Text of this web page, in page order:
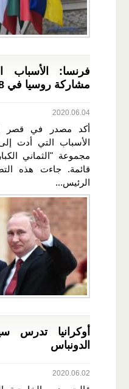
فرنسا: الأسباب
مشاركة روسيا في G8 لا تزال قائمة
2020.06.04
أكد مصدر في قصر
الأسباب التي أدت
قائمة. جاءت هذه
الرئيس...
أوكرانيا تدرس
الدونباس
2020.06.02